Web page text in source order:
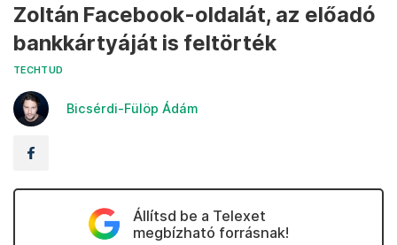
Zoltán Facebook-oldalát, az előadó
bankkártyáját is feltörték
TECHTUD
Bicsérdi-Fülöp Ádám
Állítsd be a Telexet
megbízható forrásnak!